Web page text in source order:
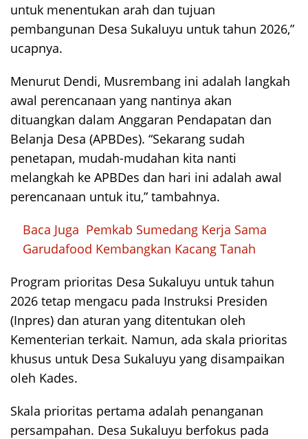
untuk menentukan arah dan tujuan
pembangunan Desa Sukaluyu untuk tahun 2026,”
ucapnya.
Menurut Dendi, Musrembang ini adalah langkah
awal perencanaan yang nantinya akan
dituangkan dalam Anggaran Pendapatan dan
Belanja Desa (APBDes). “Sekarang sudah
penetapan, mudah-mudahan kita nanti
melangkah ke APBDes dan hari ini adalah awal
perencanaan untuk itu,” tambahnya.
Baca Juga Pemkab Sumedang Kerja Sama
Garudafood Kembangkan Kacang Tanah
Program prioritas Desa Sukaluyu untuk tahun
2026 tetap mengacu pada Instruksi Presiden
(Inpres) dan aturan yang ditentukan oleh
Kementerian terkait. Namun, ada skala prioritas
khusus untuk Desa Sukaluyu yang disampaikan
oleh Kades.
Skala prioritas pertama adalah penanganan
persampahan. Desa Sukaluyu berfokus pada